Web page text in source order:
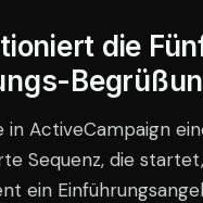
die
in ActiveCampaign
Sequenz, die
ein